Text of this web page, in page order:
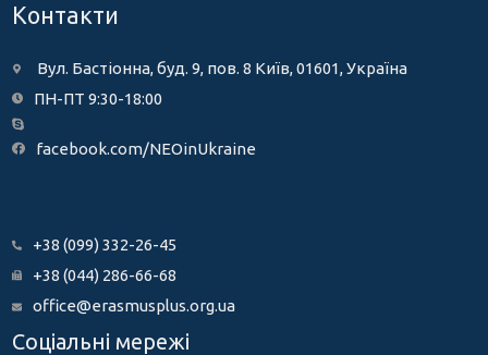
Контакти
Вул. Бастіонна, буд. 9, пов. 8 Київ, 01601, Україна
ПН-ПТ 9:30-18:00
facebook.com/NEOinUkraine
+38 (099) 332-26-45
+38 (044) 286-66-68
office@erasmusplus.org.ua
Соціальні мережі